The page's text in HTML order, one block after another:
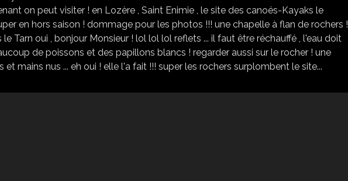
on peut visiter ! en Lozère , Saint Enimie , le site des canoés-Kayaks le
en hors saison ! dommage pour les photos !!! une chapelle à flan de rochers !
Tarn oui , bonjour Monsieur ! lol lol lol reflets ... il faut être réchauffé , l'eau doit
de poissons et des papillons blancs ! regarder aussi sur le rocher ! une
mains nus ... eh oui ! elle l'a fait !!! super les rochers surplombent le site...